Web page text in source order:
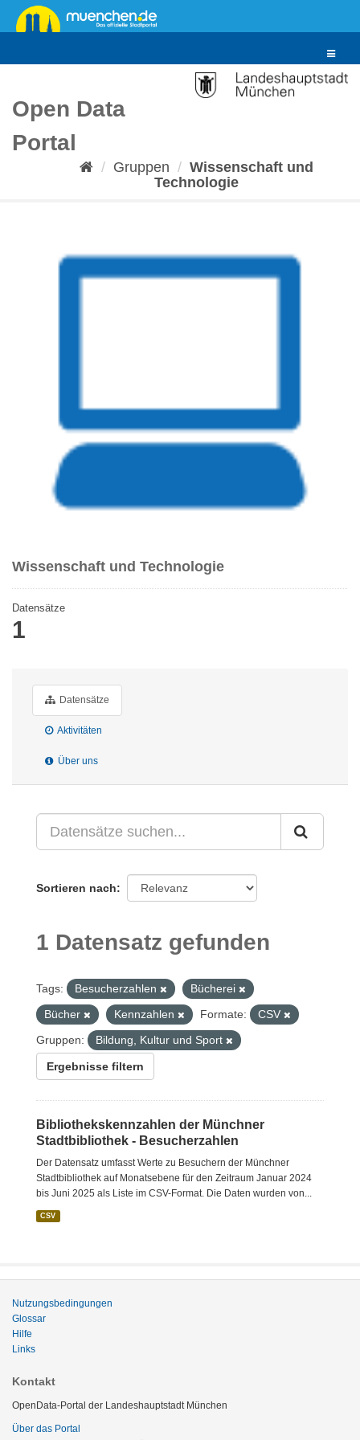
Überspringen
zum
Toggle
Open Data
Portal
Gruppen
Wissenschaft und
Technologie
Wissenschaft und Technologie
Datensätze
1
Datensätze
Aktivitäten
Über uns
Sortieren nach
1 Datensatz gefunden
Tags: Besucherzahlen
Bücherei
Bücher
Kennzahlen Formate:
CSV
Gruppen:
Bildung, Kultur und Sport
Ergebnisse filtern
Bibliothekskennzahlen der Münchner
Stadtbibliothek - Besucherzahlen
Der Datensatz umfasst Werte zu Besuchern der Münchner
Stadtbibliothek auf Monatsebene für den Zeitraum Januar 2024
bis Juni 2025 als Liste im CSV-Format. Die Daten wurden von...
CSV
Nutzungsbedingungen
Glossar
Hilfe
Links
Kontakt
OpenData-Portal der Landeshauptstadt München
Über das Portal